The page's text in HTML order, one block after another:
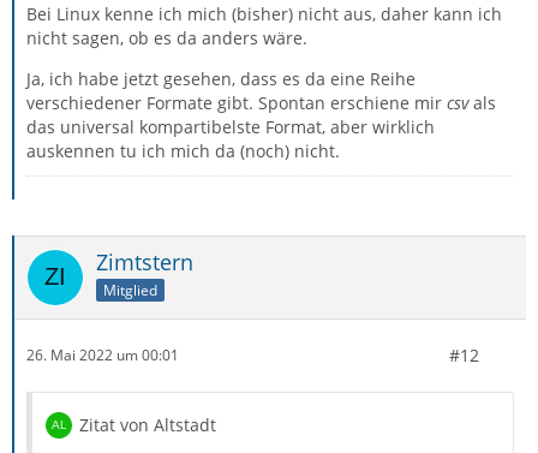
Bei Linux kenne ich mich (bisher) nicht aus, daher kann ich
nicht sagen, ob es da anders wäre.
Ja, ich habe jetzt gesehen, dass es da eine Reihe
verschiedener Formate gibt. Spontan erschiene mir csvals
das universal kompartibelste Format, aber wirklich
auskennen tu ich mich da (noch) nicht.
Zimtstern
Mitglied
26. Mai 2022 um 00:01 #12
Zitat von Altstadt